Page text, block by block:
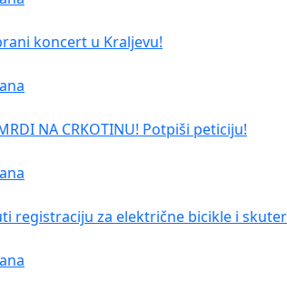
koncert u Kraljevu!
NA CRKOTINU! Potpiši peticiju!
registraciju za električne bicikle i